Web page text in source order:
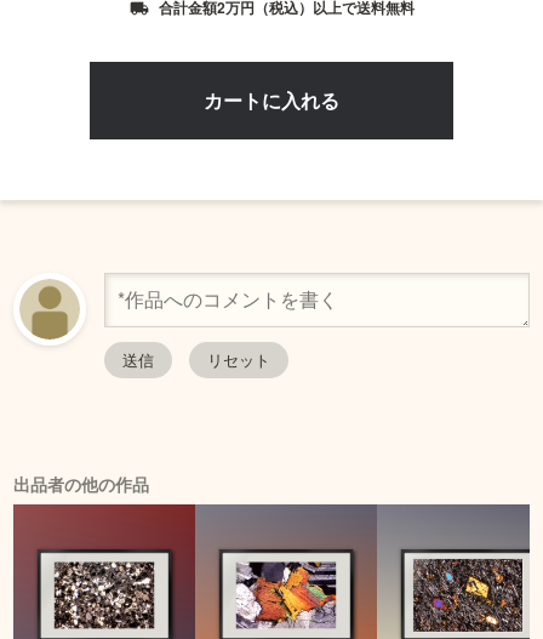
local_shipping 合計金額2万円（税込）以上で送料無料
出品者の他の作品